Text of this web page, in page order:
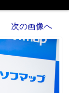
次の画像へ